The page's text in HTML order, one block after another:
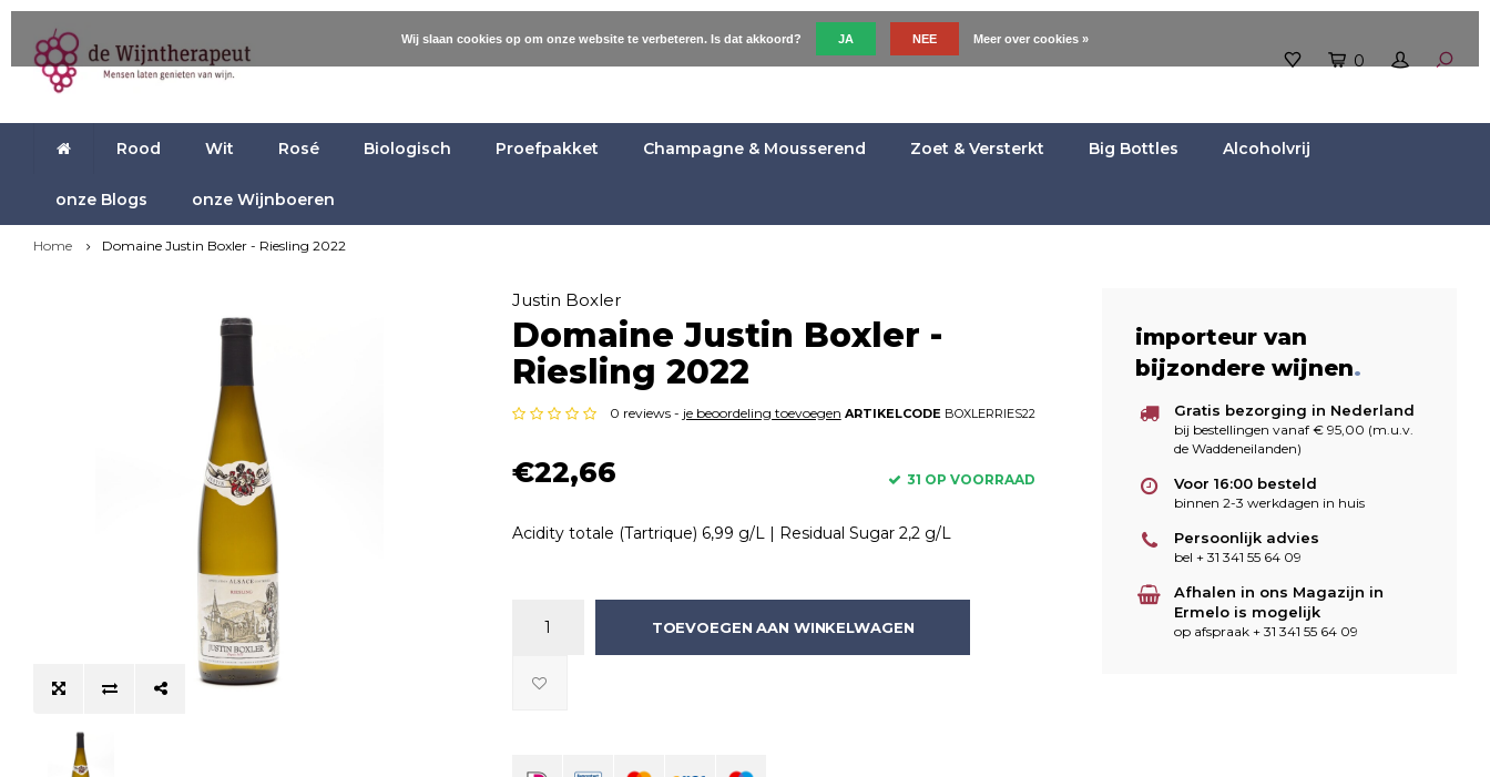
0
Rood Wit Rosé Biologisch Proefpakket Champagne & Mousserend Zoet & Versterkt Big Bottles Alcoholvrij
onze Blogs onze Wijnboeren
Home Domaine Justin Boxler - Riesling 2022
Justin Boxler
Domaine Justin Boxler -
Riesling 2022
0 reviews - je beoordeling toevoegen ARTIKELCODEBOXLERRIES22
€22,66 31 OP VOORRAAD
Acidity totale (Tartrique) 6,99 g/L | Residual Sugar 2,2 g/L
TOEVOEGEN AAN WINKELWAGEN
importeur van
bijzondere wijnen.
Gratis bezorging in Nederland
bij bestellingen vanaf € 95,00 (m.u.v.
de Waddeneilanden)
Voor 16:00 besteld
binnen 2-3 werkdagen in huis
Persoonlijk advies
bel + 31 341 55 64 09
Afhalen in ons Magazijn in
Ermelo is mogelijk
op afspraak + 31 341 55 64 09
Wij slaan cookies op om onze website te verbeteren. Is dat akkoord? JA NEE Meer over cookies »